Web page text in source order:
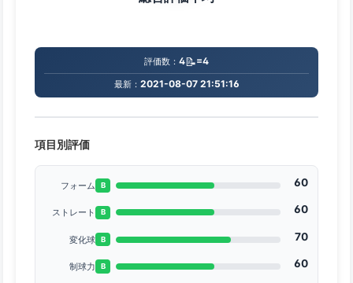
評価数： 4📝=4
最新： 2021-08-07 21:51:16
項目別評価
フォーム B 60
ストレート B 60
変化球 B 70
制球力 B 60